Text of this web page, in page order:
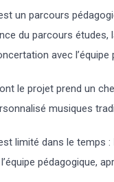
un parcours
du parcours
avec l’équipe
le projet prend un
musiques
limité dans le temps :
pédagogique,